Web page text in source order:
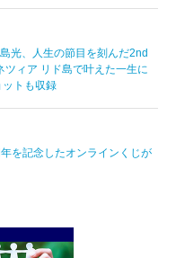
光、人生の節目を刻んだ2nd
ィア リド島で叶えた一生に
トも収録
を記念したオンラインくじが